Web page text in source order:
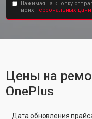
Нажимая на кнопку
моих персональных
Цены на
OnePlus
Дата обновления